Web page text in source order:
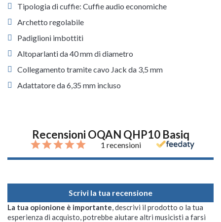
Tipologia di cuffie: Cuffie audio economiche
Archetto regolabile
Padiglioni imbottiti
Altoparlanti da 40 mm di diametro
Collegamento tramite cavo Jack da 3,5 mm
Adattatore da 6,35 mm incluso
Recensioni OQAN QHP10 Basiq
1 recensioni
Scrivi la tua recensione
La tua opionione è importante, descrivi il prodotto o la tua
esperienza di acquisto, potrebbe aiutare altri musicisti a farsi